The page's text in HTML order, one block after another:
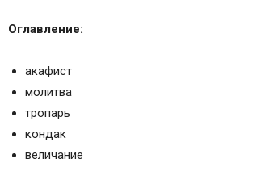
Икос 5
Икос 6
Кондак 7
Оглавление:
акафист
молитва
тропарь
кондак
величание